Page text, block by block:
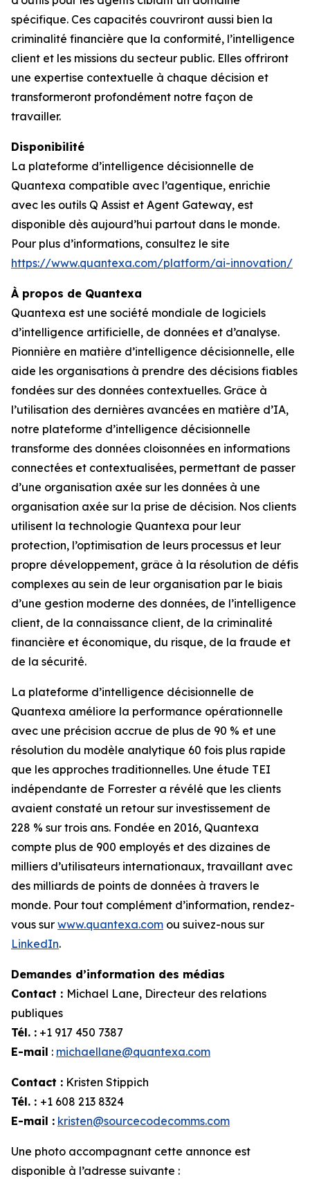
spécifique. Ces capacités couvriront aussi bien la
criminalité financière que la conformité, l’intelligence
client et les missions du secteur public. Elles offriront
une expertise contextuelle à chaque décision et
transformeront profondément notre façon de
travailler.
Disponibilité
La plateforme d’intelligence décisionnelle de
Quantexa compatible avec l’agentique, enrichie
avec les outils Q Assist et Agent Gateway, est
disponible dès aujourd’hui partout dans le monde.
Pour plus d’informations, consultez le site
https://www.quantexa.com/platform/ai-innovation/
À propos de Quantexa
Quantexa est une société mondiale de logiciels
d’intelligence artificielle, de données et d’analyse.
Pionnière en matière d’intelligence décisionnelle, elle
aide les organisations à prendre des décisions fiables
fondées sur des données contextuelles. Grâce à
l’utilisation des dernières avancées en matière d’IA,
notre plateforme d’intelligence décisionnelle
transforme des données cloisonnées en informations
connectées et contextualisées, permettant de passer
d’une organisation axée sur les données à une
organisation axée sur la prise de décision. Nos clients
utilisent la technologie Quantexa pour leur
protection, l’optimisation de leurs processus et leur
propre développement, grâce à la résolution de défis
complexes au sein de leur organisation par le biais
d’une gestion moderne des données, de l’intelligence
client, de la connaissance client, de la criminalité
financière et économique, du risque, de la fraude et
de la sécurité.
La plateforme d’intelligence décisionnelle de
Quantexa améliore la performance opérationnelle
avec une précision accrue de plus de 90 % et une
résolution du modèle analytique 60 fois plus rapide
que les approches traditionnelles. Une étude TEI
indépendante de Forrester a révélé que les clients
avaient constaté un retour sur investissement de
228 % sur trois ans. Fondée en 2016, Quantexa
compte plus de 900 employés et des dizaines de
milliers d’utilisateurs internationaux, travaillant avec
des milliards de points de données à travers le
monde. Pour tout complément d’information, rendez-
vous sur www.quantexa.com ou suivez-nous sur
LinkedIn.
Demandes d’information des médias
Contact : Michael Lane, Directeur des relations
publiques
Tél. : +1 917 450 7387
E-mail : michaellane@quantexa.com
Contact : Kristen Stippich
Tél. : +1 608 213 8324
E-mail : kristen@sourcecodecomms.com
Une photo accompagnant cette annonce est
disponible à l’adresse suivante :